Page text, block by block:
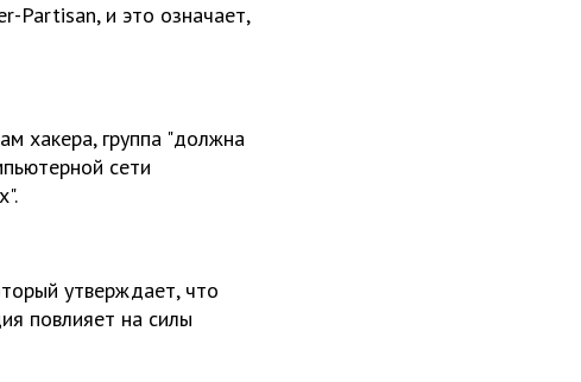
Partisan, и это означает,
хакера, группа "должна
сети
утверждает, что
повлияет на силы